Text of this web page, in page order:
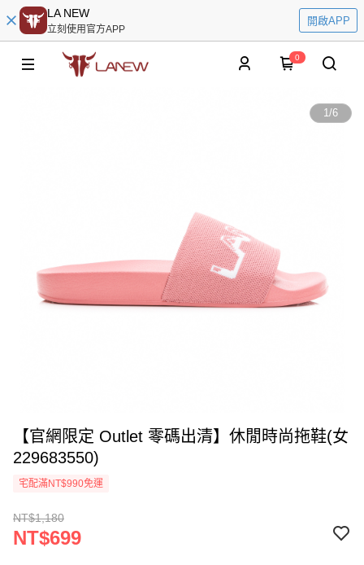
LA NEW
立刻使用官方APP
開啟APP
0
1/6
【官網限定 Outlet 零碼出清】休閒時尚拖鞋(女
229683550)
宅配滿NT$990免運
NT$1,180
NT$699